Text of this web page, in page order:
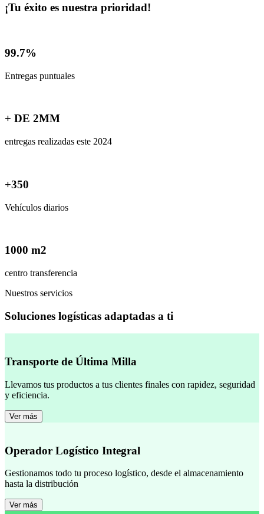
¡Tu éxito es nuestra prioridad!
99.7%
Entregas puntuales
+ DE 2MM
entregas realizadas este 2024
+350
Vehículos diarios
1000 m2
centro transferencia
Nuestros servicios
Soluciones logísticas adaptadas a ti
Transporte de Última Milla
Llevamos tus productos a tus clientes finales con rapidez, seguridad
y eficiencia.
Ver más
Operador Logístico Integral
Gestionamos todo tu proceso logístico, desde el almacenamiento
hasta la distribución
Ver más